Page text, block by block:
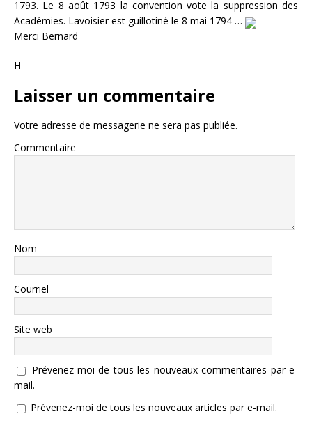
1793. Le 8 août 1793 la convention vote la suppression des
Académies. Lavoisier est guillotiné le 8 mai 1794 …
Merci Bernard
H
Laisser un commentaire
Votre adresse de messagerie ne sera pas publiée.
Commentaire
Nom
Courriel
Site web
Prévenez-moi de tous les nouveaux commentaires par e-
mail.
Prévenez-moi de tous les nouveaux articles par e-mail.